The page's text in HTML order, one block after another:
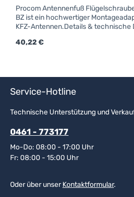
Procom Antennenfuß Flügelschraube (BZ) Der
BZ ist ein hochwertiger
KFZ-Antennen.Details & technische
schwarzAnschluss: FMEfür Strahler
Regulärer Preis:
40,22 €
Service-Hotline
Technische Unterstützung und
0461 - 773177
Mo-Do: 08:00 - 17:00 Uhr
Fr: 08:00 - 15:00 Uhr
Oder über unserKontaktformular.